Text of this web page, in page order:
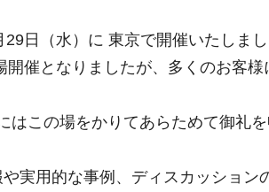
日（水）に 東京で開催いたしまし
催となりましたが、多くのお客
はこの場をかりてあらためて御礼
実用的な事例、ディスカッショ